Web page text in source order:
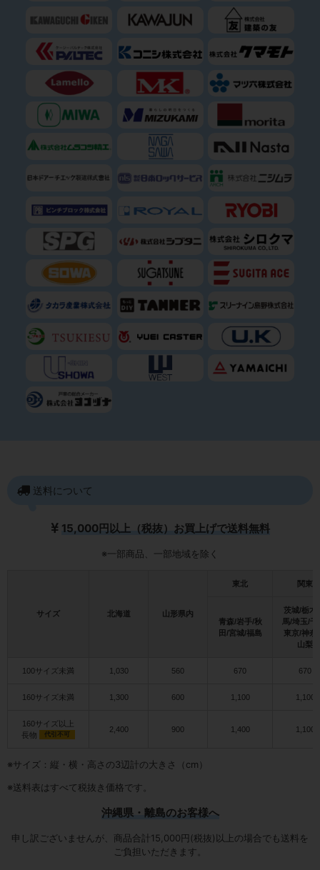
送料について
15,000円以上（税抜）お買上げで送料無料
※一部商品、一部地域を除く
サイズ 北海道 山形県内
東北 関東
青森/岩手/秋
田/宮城/福島
茨城/栃木
馬/埼玉/千
東京/神奈
山梨
100サイズ未満 1,030 560 670 670
160サイズ未満 1,300 600 1,100 1,100
160サイズ以上
長物
代引不可
2,400 900 1,400 1,100
※サイズ：縦・横・高さの3辺計の大きさ（cm）
※送料表はすべて税抜き価格です。
沖縄県・離島のお客様へ
申し訳ございませんが、商品合計15,000円(税抜)以上の場合でも送料を
ご負担いただきます。